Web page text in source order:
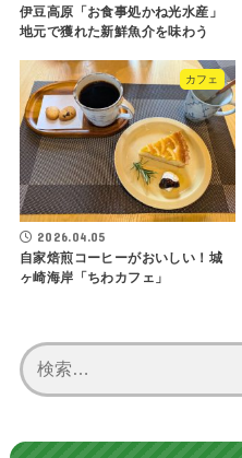
伊豆高原「お食事処かね光水産」
地元で獲れた新鮮魚介を味わう
カフェ
2026.04.05
自家焙煎コーヒーがおいしい！城
ヶ崎海岸「ちわカフェ」